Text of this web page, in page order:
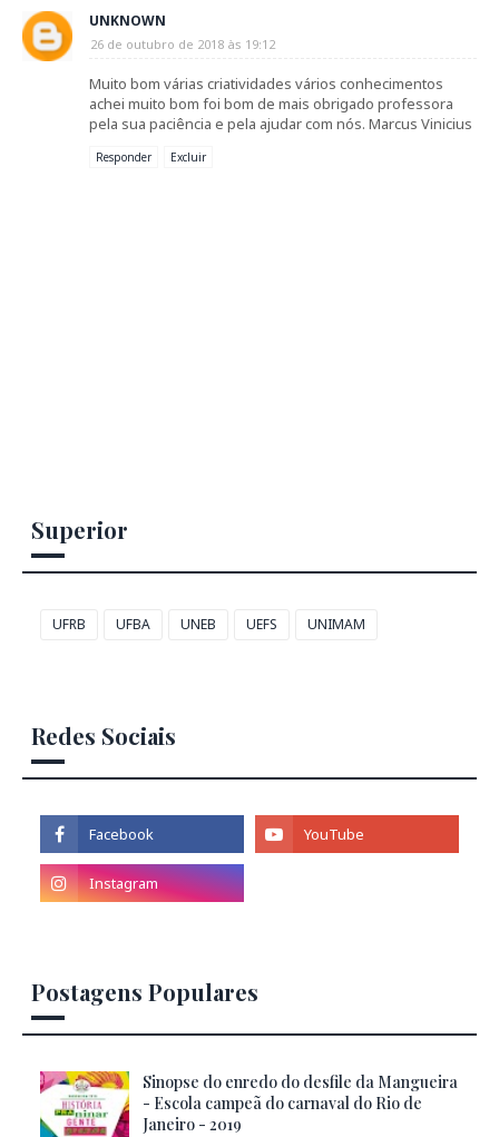
UNKNOWN
26 de outubro de 2018 às 19:12
Muito bom várias criatividades vários conhecimentos
achei muito bom foi bom de mais obrigado professora
pela sua paciência e pela ajudar com nós. Marcus Vinicius
Responder Excluir
Superior
UFRB UFBA UNEB UEFS UNIMAM
Redes Sociais
Postagens Populares
Sinopse do enredo do desfile da Mangueira
- Escola campeã do carnaval do Rio de
Janeiro - 2019